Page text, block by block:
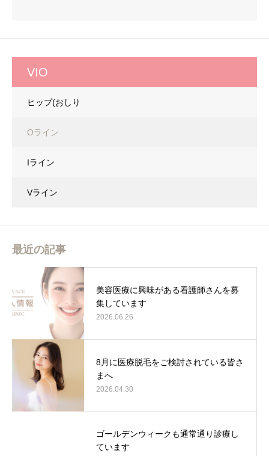
VIO
ヒップ(おしり
Oライン
Iライン
Vライン
最近の記事
美容医療に興味がある看護師さんを募
集しています
2026.06.26
8月に医療脱毛をご検討されている皆さ
まへ
2026.04.30
ゴールデンウィークも通常通り診療し
ています